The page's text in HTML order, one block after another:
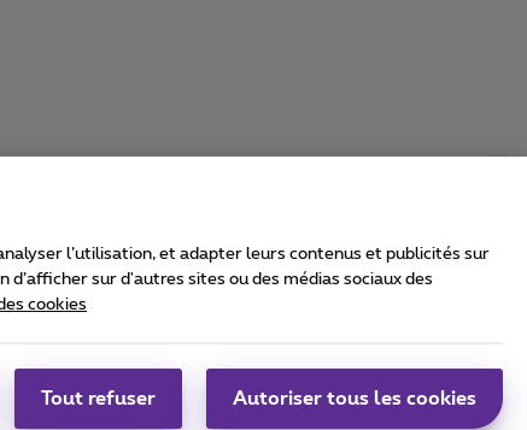
& Wholesale Solutions
Group
|
l’utilisation, et adapter leurs contenus et publicités sur
sur d'autres sites ou des médias sociaux des
cookies
Tout refuser Autoriser tous les cookies